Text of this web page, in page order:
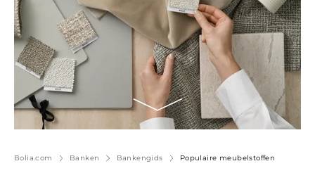
Bolia.com Banken Bankengids Populaire meubelstoffen